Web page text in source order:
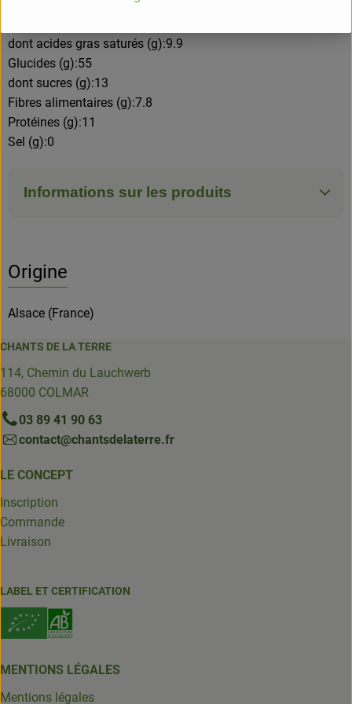
Energie (kj)/(kcal):1844/440
dont acides gras saturés (g):9.9
Glucides (g):55
dont sucres (g):13
Fibres alimentaires (g):7.8
Protéines (g):11
Sel (g):0
Informations sur les produits
Origine
Alsace (France)
CHANTS DE LA TERRE
114, Chemin du Lauchwerb
68000 COLMAR
03 89 41 90 63
contact@chantsdelaterre.fr
LE CONCEPT
Inscription
Commande
Livraison
LABEL ET CERTIFICATION
MENTIONS LÉGALES
Mentions légales